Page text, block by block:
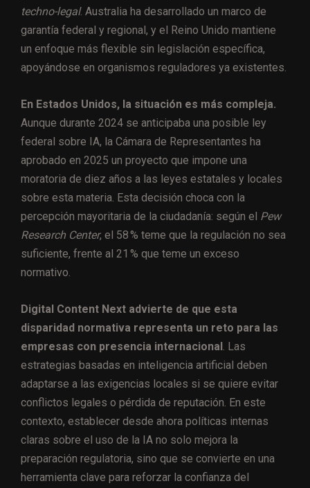
techno-legal. Australia ha desarrollado un marco de
garantía federal y regional, y el Reino Unido mantiene
un enfoque más flexible sin legislación específica,
apoyándose en organismos reguladores ya existentes.
En Estados Unidos, la situación es más compleja.
Aunque durante 2024 se anticipaba una posible ley
federal sobre IA, la Cámara de Representantes ha
aprobado en 2025 un proyecto que impone una
moratoria de diez años a las leyes estatales y locales
sobre esta materia. Esta decisión choca con la
percepción mayoritaria de la ciudadanía: según el Pew
Research Center, el 58 % teme que la regulación no sea
suficiente, frente al 21 % que teme un exceso
normativo.
Digital Content Next advierte de que esta
disparidad normativa representa un reto para las
empresas con presencia internacional . Las
estrategias basadas en inteligencia artificial deben
adaptarse a las exigencias locales si se quiere evitar
conflictos legales o pérdida de reputación. En este
contexto, establecer desde ahora políticas internas
claras sobre el uso de la IA no solo mejora la
preparación regulatoria, sino que se convierte en una
herramienta clave para reforzar la confianza del